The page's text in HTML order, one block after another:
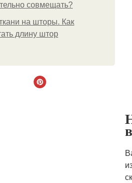
совмещать?
на шторы. Как
длину штор